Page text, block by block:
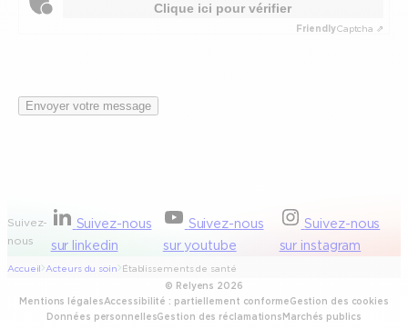
Clique ici pour vérifier
FriendlyCaptcha ⇗
Envoyer votre message
Suivez-
nous
Suivez-nous
sur linkedin
Suivez-nous
sur youtube
Suivez-nous
sur instagram
Accueil Acteurs du soin Établissements de santé
© Relyens 2026
Mentions légalesAccessibilité : partiellement conformeGestion des cookies
Données personnellesGestion des réclamations Marchés publics